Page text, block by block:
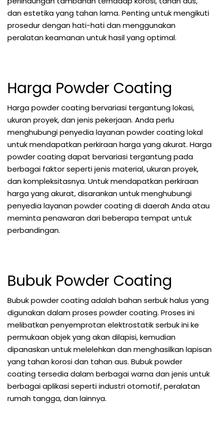
dan estetika yang tahan lama. Penting untuk mengikuti
prosedur dengan hati-hati dan menggunakan
peralatan keamanan untuk hasil yang optimal.
Harga Powder Coating
Harga powder coating bervariasi tergantung lokasi,
ukuran proyek, dan jenis pekerjaan. Anda perlu
menghubungi penyedia layanan powder coating lokal
untuk mendapatkan perkiraan harga yang akurat. Harga
powder coating dapat bervariasi tergantung pada
berbagai faktor seperti jenis material, ukuran proyek,
dan kompleksitasnya. Untuk mendapatkan perkiraan
harga yang akurat, disarankan untuk menghubungi
penyedia layanan powder coating di daerah Anda atau
meminta penawaran dari beberapa tempat untuk
perbandingan.
Bubuk Powder Coating
Bubuk powder coating adalah bahan serbuk halus yang
digunakan dalam proses powder coating. Proses ini
melibatkan penyemprotan elektrostatik serbuk ini ke
permukaan objek yang akan dilapisi, kemudian
dipanaskan untuk melelehkan dan menghasilkan lapisan
yang tahan korosi dan tahan aus. Bubuk powder
coating tersedia dalam berbagai warna dan jenis untuk
berbagai aplikasi seperti industri otomotif, peralatan
rumah tangga, dan lainnya.